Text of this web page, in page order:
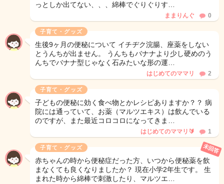
っとしか出てない、、、綿棒でぐりぐりす…
ままりんぐ 0
子育て・グッズ
生後9ヶ月の便秘について イチヂク浣腸、座薬をしない
とうんちが出ません。 うんちもバナナより少し硬めのう
んちでバナナ型じゃなく石みたいな形の運…
はじめてのママリ 2
子育て・グッズ
子どもの便秘に効く食べ物とかレシピありますか？？ 病
院には通っていて、お薬（マルツエキス）は飲んでいる
のですが、また最近コロコロになってきま…
はじめてのママリ🔰 1
子育て・グッズ
赤ちゃんの時から便秘症だった方、いつから便秘薬を飲
まなくても良くなりましたか？ 現在小学2年生です。 生
まれた時から綿棒で刺激したり、マルツエ…
未回答